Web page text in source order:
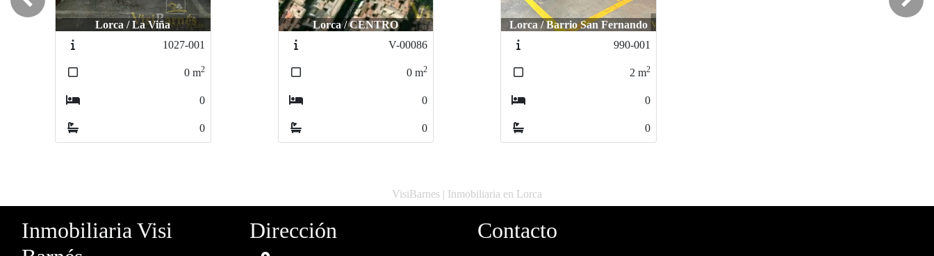
Lorca / La Viña
1027-001
0 m2
0
0
Lorca / CENTRO
V-00086
0 m2
0
0
Lorca / Barrio San Fernando
990-001
2 m2
0
0
Previous Next
VisiBarnes | Inmobiliaria en Lorca
Inmobiliaria Visi
Dirección Contacto